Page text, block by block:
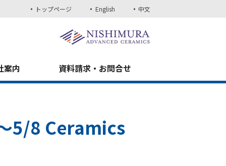
トップページ English 中文
案内 資料請求・お問合せ
5/8 Ceramics